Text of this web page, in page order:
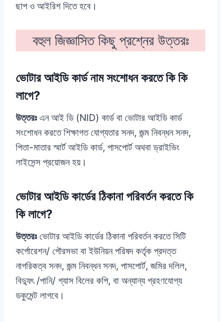
ছাপ ও আইরিশ দিতে হবে।
বহুল জিজ্ঞাসিত কিছু প্রশ্নের উত্তরঃ
ভোটার আইডি কার্ড নাম সংশোধন করতে কি কি
লাগে?
উত্তরঃ এন আই ডি (NID) কার্ড বা ভোটার আইডি কার্ড
সংশোধন করতে শিক্ষাগত যোগ্যতার সনদ, জন্ম নিবন্ধন সনদ,
পিতা-মাতার স্মার্ট আইডি কার্ড, পাসপোর্ট অথবা ড্রাইভিং
লাইসেন্স প্রয়োজন হয়।
ভোটার আইডি কার্ডের ঠিকানা পরিবর্তন করতে কি
কি লাগে?
উত্তরঃ ভোটার আইডি কার্ডের ঠিকানা পরিবর্তন করতে সিটি
কর্পোরেশন/ পৌরসভা বা ইউনিয়ন পরিষদ কর্তৃক প্রদত্ত
নাগরিকত্ব সনদ, জন্ম নিবন্ধন সনদ, পাসপোর্ট, জমির দলিল,
বিদ্যুৎ /পানি/ গ্যাস বিলের কপি, বা অন্যান্য গ্রহণযোগ্য
ডকুমেন্ট লাগবে।